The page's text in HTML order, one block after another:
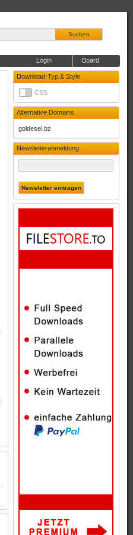
Suchen
Board
Login
Download-Typ & Style
CSS
Alternative Domains
goldesel.bz
Newsletteranmeldung